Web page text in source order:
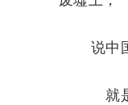
说中
就